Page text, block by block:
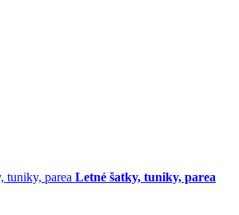
Letné šatky, tuniky, parea